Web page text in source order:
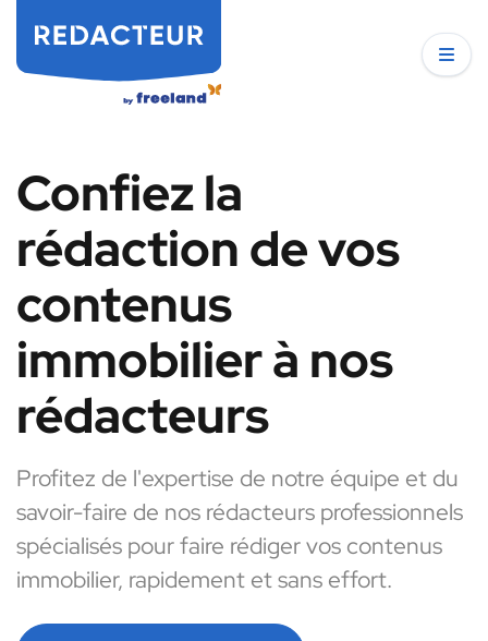
Confiez la
rédaction de vos
contenus
immobilier à nos
rédacteurs
Profitez de l'expertise de notre équipe et du
savoir-faire de nos rédacteurs professionnels
spécialisés pour faire rédiger vos contenus
immobilier, rapidement et sans effort.